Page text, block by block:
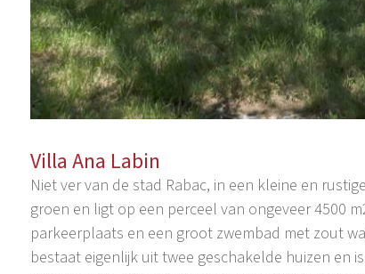
Villa Ana Labin
Niet ver van de stad Rabac, in een kleine en
groen en ligt op een perceel van ongeveer 4500
parkeerplaats en een groot zwembad met zout
bestaat eigenlijk uit twee geschakelde huizen en